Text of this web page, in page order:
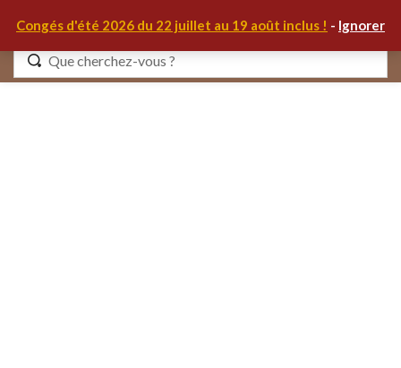
Congés d'été 2026 du 22 juillet au 19 août inclus ! - Ignorer
Identifiez-vous